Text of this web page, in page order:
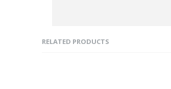
RELATED PRODUCTS